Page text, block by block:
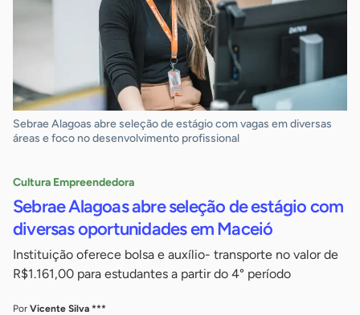
Sebrae Alagoas abre seleção de estágio com vagas em diversas
áreas e foco no desenvolvimento profissional
Cultura Empreendedora
Sebrae Alagoas abre seleção de estágio com
diversas oportunidades em Maceió
Instituição oferece bolsa e auxílio- transporte no valor de
R$1.161,00 para estudantes a partir do 4° período
Por Vicente Silva ***